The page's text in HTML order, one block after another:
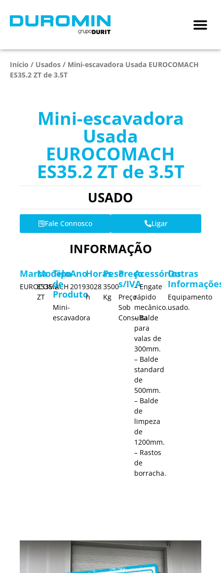
Início / Usados / Mini-escavadora Usada EUROCOMACH
ES35.2 ZT de 3.5T
Mini-escavadora
Usada
EUROCOMACH
ES35.2 ZT de 3.5T
USADO
Fale Connosco Ligar
INFORMAÇÃO
Marca
EUROCOMACH
Modelo
ES35.2
ZT
Tipo
de
Produto
Mini-
escavadora
Ano
2019
Horas
3028
h
Peso
3500
Kg
Preço
s/IVA
Preço
Sob
Consulta
Acessórios
– Engate
rápido
mecânico.
– Balde
para
valas de
300mm.
– Balde
standard
de
500mm.
– Balde
de
limpeza
de
1200mm.
– Rastos
de
borracha.
Outras
Equipamento
usado.